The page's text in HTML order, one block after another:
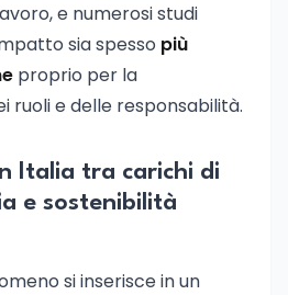
e numerosi studi
sia spesso più
proprio per la
ruoli e delle responsabilità.
Italia tra carichi di
e sostenibilità
si inserisce in un